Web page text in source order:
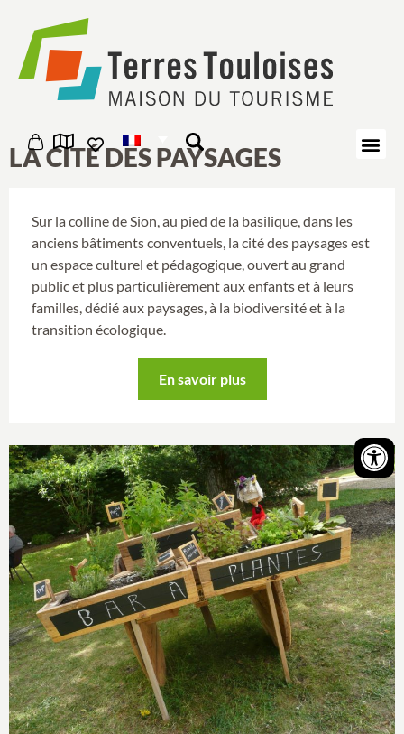
LA CITÉ DES PAYSAGES
Sur la colline de Sion, au pied de la basilique, dans les
anciens bâtiments conventuels, la cité des paysages est
un espace culturel et pédagogique, ouvert au grand
public et plus particulièrement aux enfants et à leurs
familles, dédié aux paysages, à la biodiversité et à la
transition écologique.
En savoir plus